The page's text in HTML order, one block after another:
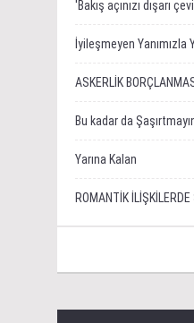
'Bakış açınızı dışarı
İyileşmeyen Yanımızla
ASKERLİK
Bu kadar da
Yarına Kalan
ROMANTİK İLİŞKİLERDE